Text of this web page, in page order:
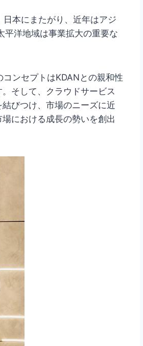
本にまたがり、近年はアジ
平洋地域は事業拡大の重要な
ンセプトはKDANとの親和性
そして、クラウドサービス
びつけ、市場のニーズに近
における成長の勢いを創出